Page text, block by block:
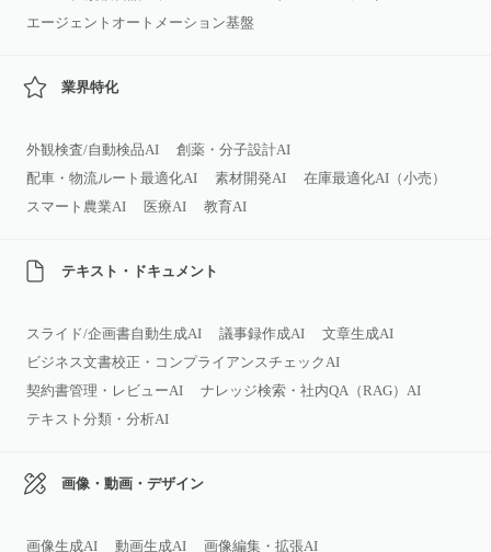
エージェントオートメーション基盤
業界特化
外観検査/自動検品AI
創薬・分子設計AI
配車・物流ルート最適化AI
素材開発AI
在庫最適化AI（小売）
スマート農業AI
医療AI 教育AI
テキスト・ドキュメント
スライド/企画書自動生成AI 議事録作成AI
文章生成AI
ビジネス文書校正・コンプライアンスチェックAI
契約書管理・レビューAI
ナレッジ検索・社内QA（RAG）AI
テキスト分類・分析AI
画像・動画・デザイン
画像生成AI 動画生成AI
画像編集・拡張AI